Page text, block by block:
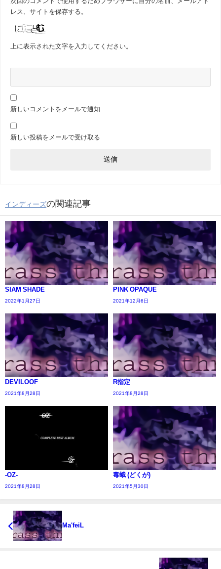
レス、サイトを保存する。
上に表示された文字を入力してください。
新しいコメントをメールで通知
新しい投稿をメールで受け取る
インディーズの関連記事
SIAM SHADE
2022年1月27日
PINK OPAQUE
2021年12月6日
DEVILOOF
2021年8月28日
R指定
2021年8月28日
-OZ-
2021年8月28日
毒蛾 (どくが)
2021年5月30日
Ma'feiL